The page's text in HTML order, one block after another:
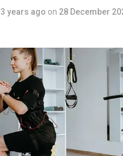
3 years ago on 28 December